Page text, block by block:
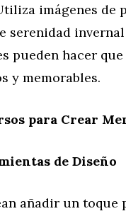
imágenes de
serenidad
pueden hacer
y memorables.
para Crear
de Diseño
añadir un